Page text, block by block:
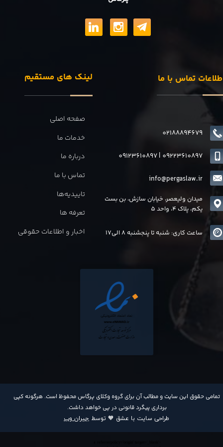
​تمامی حقوق این سایت و مطالب آن برای گروه وکلای پرگاس محفوظ است. هرگونه کپی
برداری پیگرد قانونی در پی خواهد داشت​​​​​​​.
طراحی سایت با عشق 🧡 توسط جیران وب
لینک های مستقیم
صفحه اصلی
خدمات ما
درباره ما
تماس با ما
تاییدیه‌ها
تعرفه ها
اخبار و اطلاعات حقوقی
تماس با ما
02188894679
info@pergaslaw.ir
09123610897| 09223610897
میدان ولیعصر، خیابان سازش، بن بست
یکم، پلاک 4، واحد 5
ساعت کاری: شنبه تا پنجشنبه 8 الی17